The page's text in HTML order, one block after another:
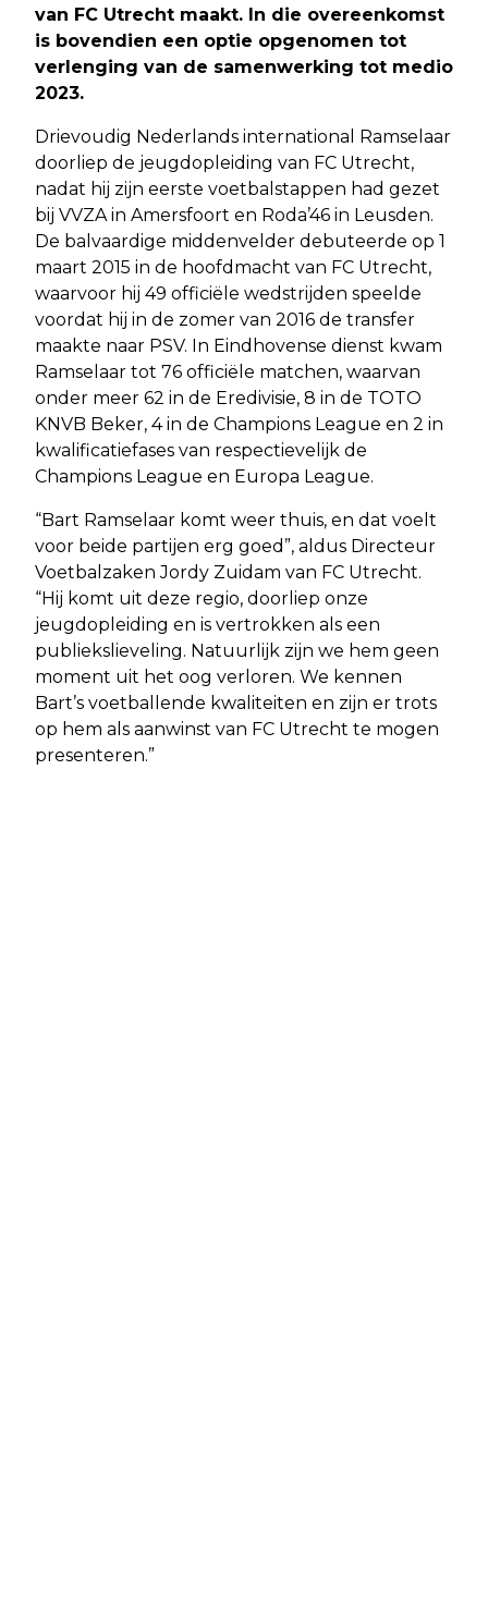
van FC Utrecht maakt. In die overeenkomst
is bovendien een optie opgenomen tot
verlenging van de samenwerking tot medio
2023.
Drievoudig Nederlands international Ramselaar
doorliep de jeugdopleiding van FC Utrecht,
nadat hij zijn eerste voetbalstappen had gezet
bij VVZA in Amersfoort en Roda’46 in Leusden.
De balvaardige middenvelder debuteerde op 1
maart 2015 in de hoofdmacht van FC Utrecht,
waarvoor hij 49 officiële wedstrijden speelde
voordat hij in de zomer van 2016 de transfer
maakte naar PSV. In Eindhovense dienst kwam
Ramselaar tot 76 officiële matchen, waarvan
onder meer 62 in de Eredivisie, 8 in de TOTO
KNVB Beker, 4 in de Champions League en 2 in
kwalificatiefases van respectievelijk de
Champions League en Europa League.
“Bart Ramselaar komt weer thuis, en dat voelt
voor beide partijen erg goed”, aldus Directeur
Voetbalzaken Jordy Zuidam van FC Utrecht.
“Hij komt uit deze regio, doorliep onze
jeugdopleiding en is vertrokken als een
publiekslieveling. Natuurlijk zijn we hem geen
moment uit het oog verloren. We kennen
Bart’s voetballende kwaliteiten en zijn er trots
op hem als aanwinst van FC Utrecht te mogen
presenteren.”